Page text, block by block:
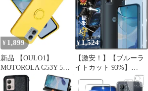
ルム （２枚入り） + レ
ンズフィルム （２枚入
り） 指紋防止 強化ガラ
ス 液晶 保護フィルム
硬度9H
の フィルム 強化ガラス
硬度9H 高透過率 気泡
ゼロ 指紋防止 飛散防止
For Moto G53J 5G ケー
ス クリア
¥ 1,899
新品 【OULO1】
MOTOROLA G53Y 5G
用 ケース リング付き
スマホケース G53J 5G
¥1,524
【激安！】【ブルーラ
イトカット 93%】
【2+2枚入り】Moto
G53j 5G 用の（2枚入